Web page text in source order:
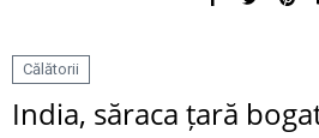
Călătorii
India, săraca țară